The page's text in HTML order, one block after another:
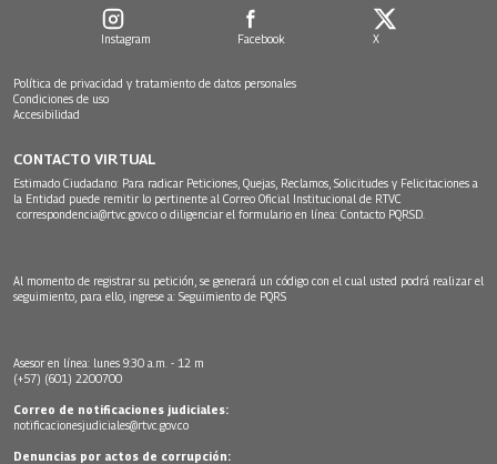
Instagram Facebook X
Política de privacidad y tratamiento de datos personales
Condiciones de uso
Accesibilidad
CONTACTO VIRTUAL
Estimado Ciudadano: Para radicar Peticiones, Quejas, Reclamos, Solicitudes y Felicitaciones a
la Entidad puede remitir lo pertinente al Correo Oficial Institucional de RTVC
correspondencia@rtvc.gov.co o diligenciar el formulario en línea: Contacto PQRSD.
Al momento de registrar su petición, se generará un código con el cual usted podrá realizar el
seguimiento, para ello, ingrese a: Seguimiento de PQRS
Asesor en línea: lunes 9:30 a.m. - 12 m
(+57) (601) 2200700
Correo de notificaciones judiciales:
notificacionesjudiciales@rtvc.gov.co
Denuncias por actos de corrupción: